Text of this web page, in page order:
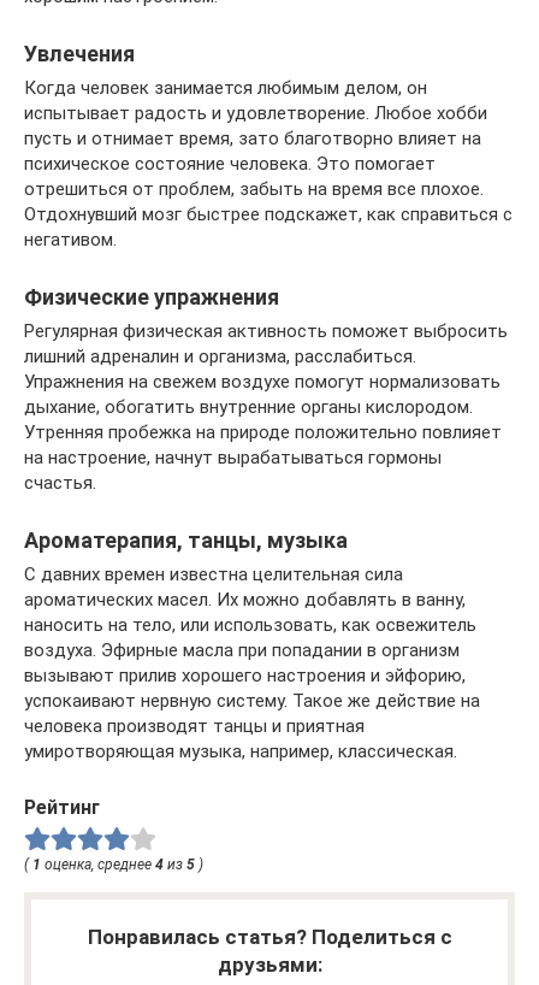
Увлечения
Когда человек занимается любимым делом, он
испытывает радость и удовлетворение. Любое хобби
пусть и отнимает время, зато благотворно влияет на
психическое состояние человека. Это помогает
отрешиться от проблем, забыть на время все плохое.
Отдохнувший мозг быстрее подскажет, как справиться с
негативом.
Физические упражнения
Регулярная физическая активность поможет выбросить
лишний адреналин и организма, расслабиться.
Упражнения на свежем воздухе помогут нормализовать
дыхание, обогатить внутренние органы кислородом.
Утренняя пробежка на природе положительно повлияет
на настроение, начнут вырабатываться гормоны
счастья.
Ароматерапия, танцы, музыка
С давних времен известна целительная сила
ароматических масел. Их можно добавлять в ванну,
наносить на тело, или использовать, как освежитель
воздуха. Эфирные масла при попадании в организм
вызывают прилив хорошего настроения и эйфорию,
успокаивают нервную систему. Такое же действие на
человека производят танцы и приятная
умиротворяющая музыка, например, классическая.
Рейтинг
( 1 оценка, среднее 4 из 5 )
Понравилась статья? Поделиться с
друзьями: